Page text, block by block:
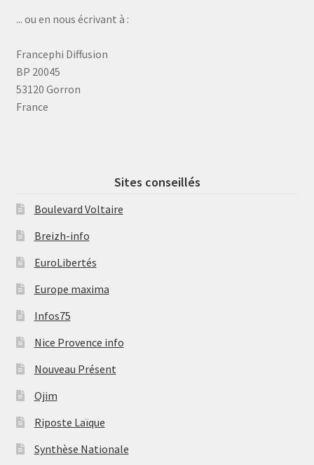
... ou en nous écrivant à :
Francephi Diffusion
BP 20045
53120 Gorron
France
Sites conseillés
Boulevard Voltaire
Breizh-info
EuroLibertés
Europe maxima
Infos75
Nice Provence info
Nouveau Présent
Ojim
Riposte Laïque
Synthèse Nationale